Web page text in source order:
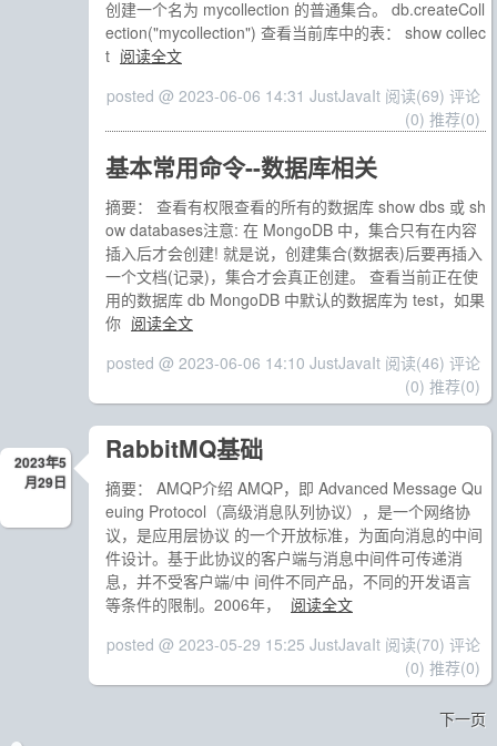
创建一个名为 mycollection 的普通集合。 db.createColl
ection("mycollection") 查看当前库中的表： show collec
t 阅读全文
posted @ 2023-06-06 14:31 JustJavaIt 阅读(69) 评论
(0) 推荐(0)
基本常用命令--数据库相关
摘要： 查看有权限查看的所有的数据库 show dbs 或 sh
ow databases注意: 在 MongoDB 中，集合只有在内容
插入后才会创建! 就是说，创建集合(数据表)后要再插入
一个文档(记录)，集合才会真正创建。 查看当前正在使
用的数据库 db MongoDB 中默认的数据库为 test，如果
你 阅读全文
posted @ 2023-06-06 14:10 JustJavaIt 阅读(46) 评论
(0) 推荐(0)
2023年5
月29日
RabbitMQ基础
摘要： AMQP介绍 AMQP，即 Advanced Message Qu
euing Protocol（高级消息队列协议），是一个网络协
议，是应用层协议 的一个开放标准，为面向消息的中间
件设计。基于此协议的客户端与消息中间件可传递消
息，并不受客户端/中 间件不同产品，不同的开发语言
等条件的限制。2006年，
阅读全文
posted @ 2023-05-29 15:25 JustJavaIt 阅读(70) 评论
(0) 推荐(0)
下一页